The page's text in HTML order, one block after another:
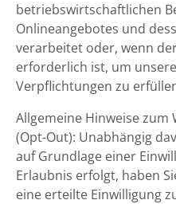
betriebswirtschaftlichen
Onlineangebotes und
verarbeitet oder, wenn
erforderlich ist, um
Verpflichtungen zu
Allgemeine Hinweise
(Opt-Out): Unabhängig
auf Grundlage einer
Erlaubnis erfolgt, haben
eine erteilte Einwilligung